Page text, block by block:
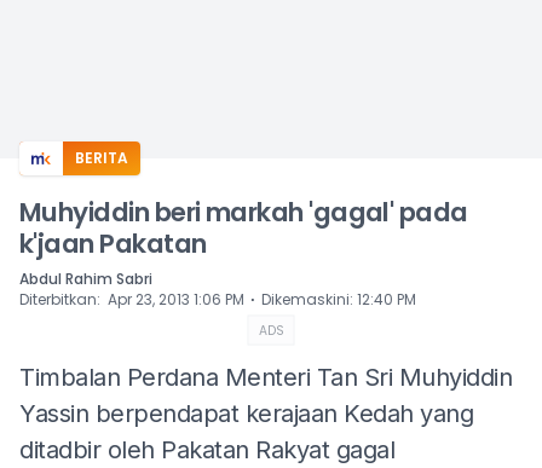
BERITA
Muhyiddin beri markah 'gagal' pada
k'jaan Pakatan
Abdul Rahim Sabri
Diterbitkan: Apr 23, 2013 1:06 PM ⋅ Dikemaskini: 12:40 PM
ADS
Timbalan Perdana Menteri Tan Sri Muhyiddin
Yassin berpendapat kerajaan Kedah yang
ditadbir oleh Pakatan Rakyat gagal